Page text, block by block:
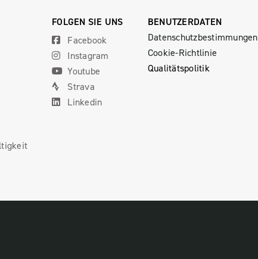
FOLGEN SIE UNS
Facebook
Instagram
Youtube
Strava
Linkedin
BENUTZERDATEN
Datenschutzbestimmungen
Cookie-Richtlinie
Qualitätspolitik